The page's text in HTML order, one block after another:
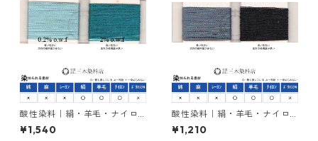
酸性染料｜絹・羊毛・ナイロ
ンを染める｜20g｜カヤノー
ルミーリンググリンGW（緑と
¥1,540
酸性染料｜絹・羊毛・ナイロ
ンを染める｜20g｜アシッド
ミーリングブラックＢ（青み
¥1,210